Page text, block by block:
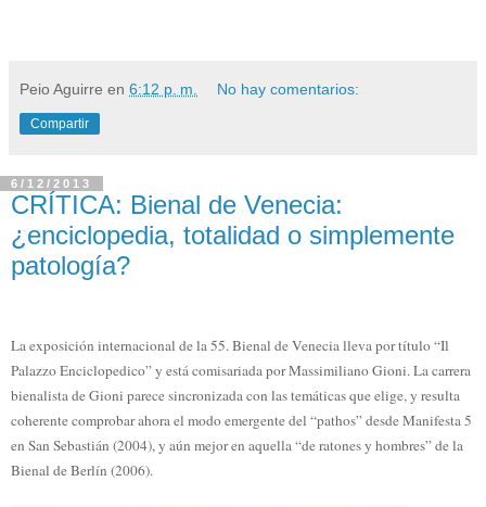
Peio Aguirre en 6:12 p. m. No hay comentarios:
Compartir
6/12/2013
CRÍTICA: Bienal de Venecia:
¿enciclopedia, totalidad o simplemente
patología?
La exposición internacional de la 55. Bienal de Venecia lleva por título “Il
Palazzo Enciclopedico” y está comisariada por Massimiliano Gioni. La carrera
bienalista de Gioni parece sincronizada con las temáticas que elige, y resulta
coherente comprobar ahora el modo emergente del “pathos” desde Manifesta 5
en San Sebastián (2004), y aún mejor en aquella “de ratones y hombres” de la
Bienal de Berlín (2006).